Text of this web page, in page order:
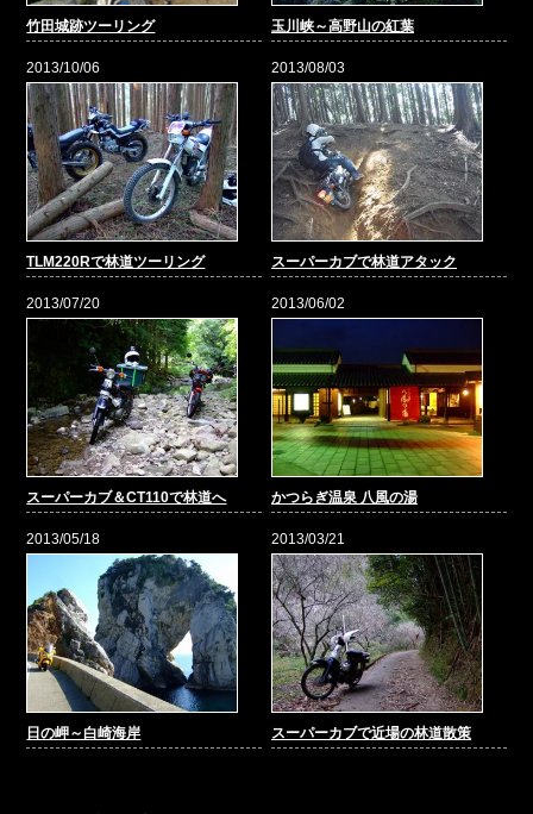
竹田城跡ツーリング 玉川峡～高野山の紅葉
2013/10/06
TLM220Rで林道ツーリング
2013/08/03
スーパーカブで林道アタック
2013/07/20
スーパーカブ＆CT110で林道へ
2013/06/02
かつらぎ温泉 八風の湯
2013/05/18
日の岬～白崎海岸
2013/03/21
スーパーカブで近場の林道散策